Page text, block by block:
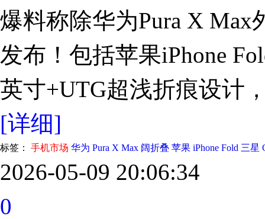
爆料称除华为Pura X
发布！包括苹果iPhone
英寸+UTG超浅折痕设计
[详细]
标签： 手机市场 华为 Pura X Max 阔折叠 苹果 iPhone Fold 三星
2026-05-09 20:06:34
0